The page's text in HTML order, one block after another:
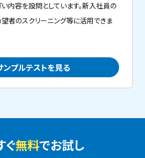
内容を設問としています。新入社員の
者のスクリーニング等に活用できま
ンプルテストを見る
ぐ無料でお試し